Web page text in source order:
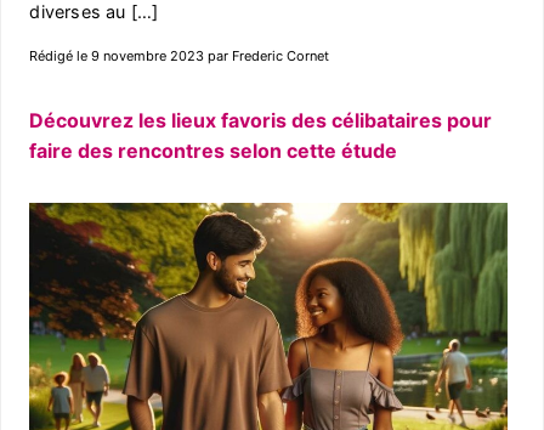
diverses au […]
Rédigé le 9 novembre 2023 par Frederic Cornet
Découvrez les lieux favoris des célibataires pour
faire des rencontres selon cette étude